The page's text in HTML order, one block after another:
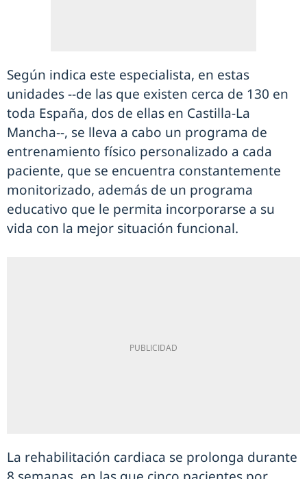
Según indica este especialista, en estas
unidades --de las que existen cerca de 130 en
toda España, dos de ellas en Castilla-La
Mancha--, se lleva a cabo un programa de
entrenamiento físico personalizado a cada
paciente, que se encuentra constantemente
monitorizado, además de un programa
educativo que le permita incorporarse a su
vida con la mejor situación funcional.
La rehabilitación cardiaca se prolonga durante